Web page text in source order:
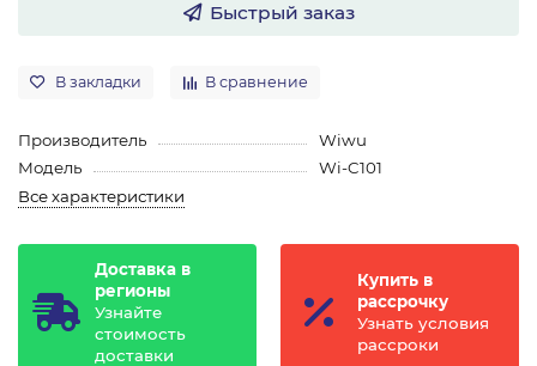
Быстрый заказ
В закладки В сравнение
Производитель
Wiwu
Модель
Wi-C101
Все характеристики
Доставка в
регионы
Узнайте
стоимость
доставки
Купить в
рассрочку
Узнать условия
рассроки